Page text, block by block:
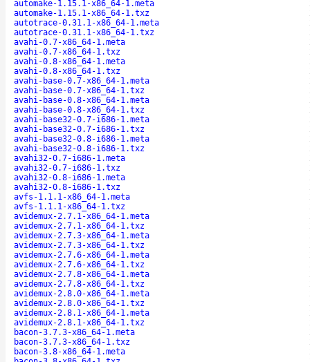
automake-1.15.1-x86_64-1.meta
automake-1.15.1-x86_64-1.txz
autotrace-0.31.1-x86_64-1.meta
autotrace-0.31.1-x86_64-1.txz
avahi-0.7-x86_64-1.meta
avahi-0.7-x86_64-1.txz
avahi-0.8-x86_64-1.meta
avahi-0.8-x86_64-1.txz
avahi-base-0.7-x86_64-1.meta
avahi-base-0.7-x86_64-1.txz
avahi-base-0.8-x86_64-1.meta
avahi-base-0.8-x86_64-1.txz
avahi-base32-0.7-i686-1.meta
avahi-base32-0.7-i686-1.txz
avahi-base32-0.8-i686-1.meta
avahi-base32-0.8-i686-1.txz
avahi32-0.7-i686-1.meta
avahi32-0.7-i686-1.txz
avahi32-0.8-i686-1.meta
avahi32-0.8-i686-1.txz
avfs-1.1.1-x86_64-1.meta
avfs-1.1.1-x86_64-1.txz
avidemux-2.7.1-x86_64-1.meta
avidemux-2.7.1-x86_64-1.txz
avidemux-2.7.3-x86_64-1.meta
avidemux-2.7.3-x86_64-1.txz
avidemux-2.7.6-x86_64-1.meta
avidemux-2.7.6-x86_64-1.txz
avidemux-2.7.8-x86_64-1.meta
avidemux-2.7.8-x86_64-1.txz
avidemux-2.8.0-x86_64-1.meta
avidemux-2.8.0-x86_64-1.txz
avidemux-2.8.1-x86_64-1.meta
avidemux-2.8.1-x86_64-1.txz
bacon-3.7.3-x86_64-1.meta
bacon-3.7.3-x86_64-1.txz
bacon-3.8-x86_64-1.meta